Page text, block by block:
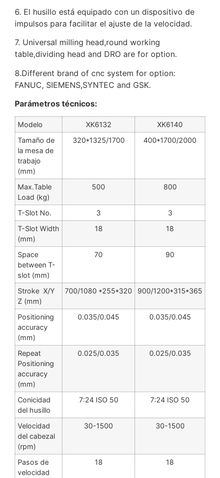
6. El husillo está equipado con un dispositivo de
impulsos para facilitar el ajuste de la velocidad.
7. Universal milling head,round working
table,dividing head and DRO are for option.
8.Different brand of cnc system for option:
FANUC, SIEMENS,SYNTEC and GSK.
Parámetros técnicos:
Modelo XK6132
XK6140
Tamaño de
la mesa de
trabajo
(mm)
320*1325/1700 400*1700/2000
Max.Table
Load (kg)
500 800
T-Slot No. 3
3
T-Slot Width
(mm)
18 18
Space
between T-
slot (mm)
70 90
Stroke X/Y
Z (mm)
700/1080 *255*320 900/1200*315*365
Positioning
accuracy
(mm)
0.035/0.045 0.035/0.045
Repeat
Positioning
accuracy
(mm)
0.025/0.035 0.025/0.035
Conicidad
del husillo
7:24 ISO 50 7:24 ISO 50
Velocidad
del cabezal
(rpm)
30-1500 30-1500
Pasos de
velocidad
18 18